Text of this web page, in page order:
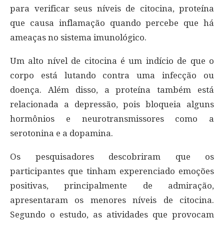
para verificar seus níveis de citocina, proteína
que causa inflamação quando percebe que há
ameaças no sistema imunológico.
Um alto nível de citocina é um indício de que o
corpo está lutando contra uma infecção ou
doença. Além disso, a proteína também está
relacionada a depressão, pois bloqueia alguns
hormônios e neurotransmissores como a
serotonina e a dopamina.
Os pesquisadores descobriram que os
participantes que tinham experenciado emoções
positivas, principalmente de admiração,
apresentaram os menores níveis de citocina.
Segundo o estudo, as atividades que provocam